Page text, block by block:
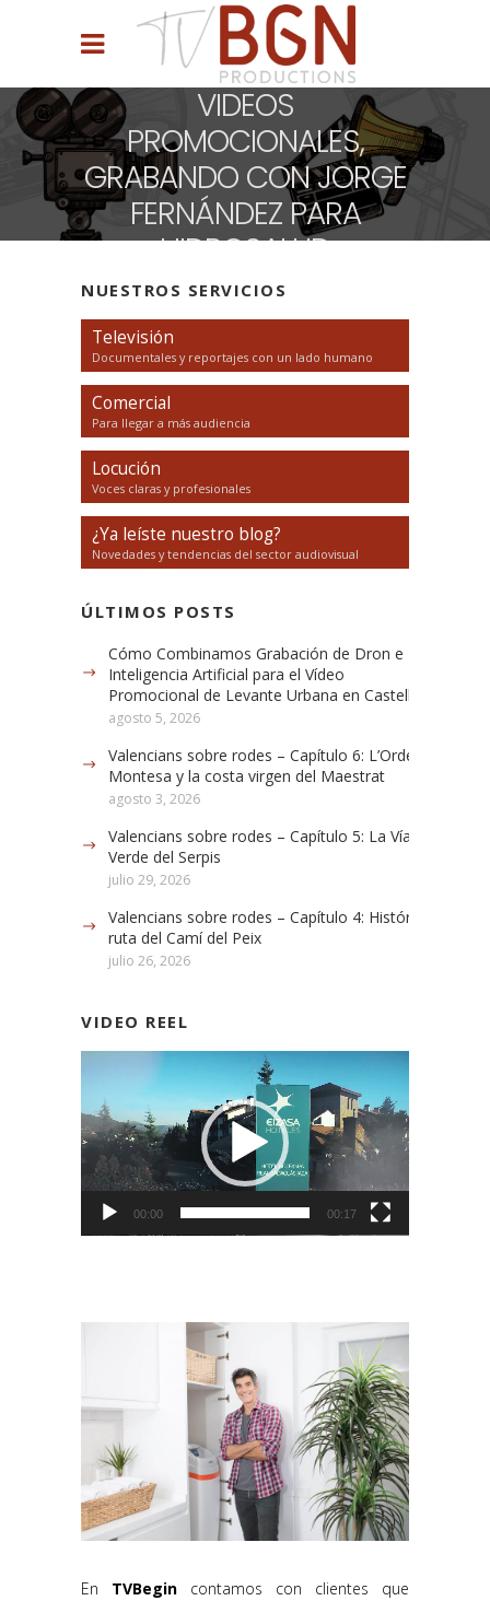
VIDEOS
PROMOCIONALES,
GRABANDO CON JORGE
FERNÁNDEZ PARA
HIDROSALUD
NUESTROS SERVICIOS
Televisión
Documentales y reportajes con un lado humano
Comercial
Para llegar a más audiencia
Locución
Voces claras y profesionales
¿Ya leíste nuestro blog?
Novedades y tendencias del sector audiovisual
ÚLTIMOS POSTS
Cómo Combinamos Grabación de Dron e
Inteligencia Artificial para el Vídeo
Promocional de Levante Urbana en Castellón
agosto 5, 2026
Valencians sobre rodes – Capítulo 6: L’Orde de
Montesa y la costa virgen del Maestrat
agosto 3, 2026
Valencians sobre rodes – Capítulo 5: La Vía
Verde del Serpis
julio 29, 2026
Valencians sobre rodes – Capítulo 4: Histórica
ruta del Camí del Peix
julio 26, 2026
VIDEO REEL
vídeo
00:00 00:17
En TVBegin contamos con clientes que